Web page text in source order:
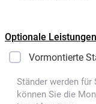
Optionale Leistungen
Vormontierte
Ständer werden
können Sie die